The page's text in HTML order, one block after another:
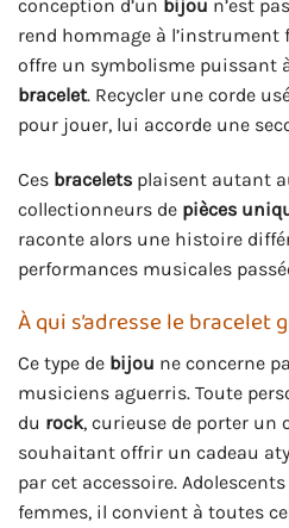
conception d’un bijou n’est
rend hommage à
offre un symbolisme puissant
bracelet. Recycler une corde
pour jouer, lui accorde une
Ces bracelets plaisent autant
collectionneurs de pièces
raconte alors une histoire
performances musicales
À qui s’adresse le bracelet
Ce type de bijou ne concerne
musiciens aguerris. Toute
du rock, curieuse de porter un
souhaitant offrir un cadeau
par cet accessoire.
femmes, il convient à toutes